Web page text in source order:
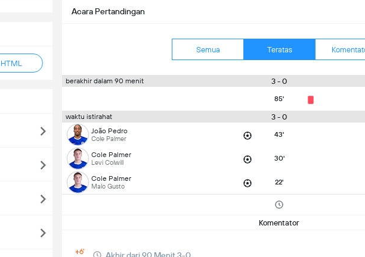
Acara Pertandingan
Semua Teratas
berakhir dalam 90 menit 3 - 0
85'
waktu istirahat 3 - 0
João Pedro
Cole Palmer 43'
Cole Palmer
Levi Colwill 30'
Cole Palmer
Malo Gusto 22'
Komentator
+6'